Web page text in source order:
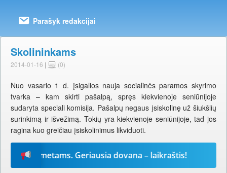
Parašyk redakcijai
Skolininkams
2014-01-16 | (0)
Nuo vasario 1 d. įsigalios nauja socialinės paramos skyrimo
tvarka – kam skirti pašalpą, spręs kiekvienoje seniūnijoje
sudaryta speciali komisija. Pašalpų negaus įsiskolinę už šiukšlių
surinkimą ir išvežimą. Tokių yra kiekvienoje seniūnijoje, tad jos
ragina kuo greičiau įsiskolinimus likviduoti.
iems metams. Geriausia dovana – laikraštis!